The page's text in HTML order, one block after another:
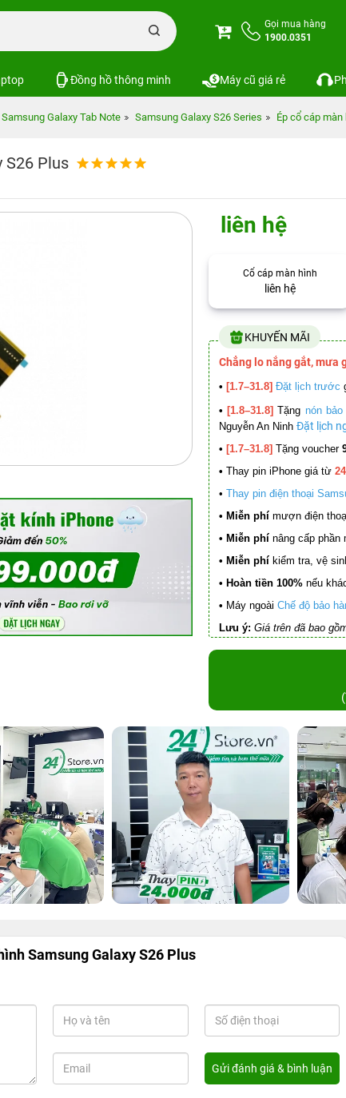
Gọi mua hàng
1900.0351
Đồng hồ thông minh Máy cũ giá rẻ
Samsung Galaxy Tab Note Samsung Galaxy S26 Series Ép cổ cáp
S26 Plus
liên hệ
Cổ cáp màn hình
liên hệ
KHUYẾN MÃI
Chẳng lo nắng gắt, mưa
• [1.7–31.8] Đặt lịch trước
• [1.8–31.8] Tặng nón
Nguyễn An Ninh Đặt lịch
• [1.7–31.8] Tặng voucher
• Thay pin iPhone giá từ
• Thay pin điện thoại
• Miễn phí mượn điện
• Miễn phí nâng cấp phần
• Miễn phí kiểm tra, vệ
• Hoàn tiền 100% nếu
• Máy ngoài Chế độ bảo
Lưu ý: Giá trên đã bao
Samsung Galaxy S26 Plus